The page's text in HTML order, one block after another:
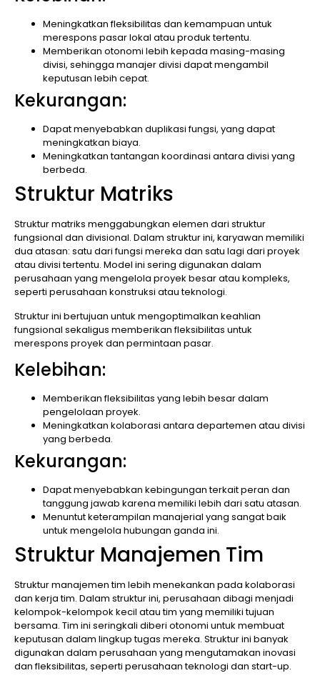
Meningkatkan fleksibilitas dan kemampuan untuk
merespons pasar lokal atau produk tertentu.
Memberikan otonomi lebih kepada masing-masing
divisi, sehingga manajer divisi dapat mengambil
keputusan lebih cepat.
Kekurangan:
Dapat menyebabkan duplikasi fungsi, yang dapat
meningkatkan biaya.
Meningkatkan tantangan koordinasi antara divisi yang
berbeda.
Struktur Matriks
Struktur matriks menggabungkan elemen dari struktur
fungsional dan divisional. Dalam struktur ini, karyawan memiliki
dua atasan: satu dari fungsi mereka dan satu lagi dari proyek
atau divisi tertentu. Model ini sering digunakan dalam
perusahaan yang mengelola proyek besar atau kompleks,
seperti perusahaan konstruksi atau teknologi.
Struktur ini bertujuan untuk mengoptimalkan keahlian
fungsional sekaligus memberikan fleksibilitas untuk
merespons proyek dan permintaan pasar.
Kelebihan:
Memberikan fleksibilitas yang lebih besar dalam
pengelolaan proyek.
Meningkatkan kolaborasi antara departemen atau divisi
yang berbeda.
Kekurangan:
Dapat menyebabkan kebingungan terkait peran dan
tanggung jawab karena memiliki lebih dari satu atasan.
Menuntut keterampilan manajerial yang sangat baik
untuk mengelola hubungan ganda ini.
Struktur Manajemen Tim
Struktur manajemen tim lebih menekankan pada kolaborasi
dan kerja tim. Dalam struktur ini, perusahaan dibagi menjadi
kelompok-kelompok kecil atau tim yang memiliki tujuan
bersama. Tim ini seringkali diberi otonomi untuk membuat
keputusan dalam lingkup tugas mereka. Struktur ini banyak
digunakan dalam perusahaan yang mengutamakan inovasi
dan fleksibilitas, seperti perusahaan teknologi dan start-up.